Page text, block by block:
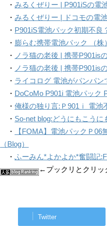
・ みるくぜりー | P901iSの電
・ みるくぜりー | ドコモの電
・ P901iS電池パック初期不良
・ 膨らむ携帯電池パック （
・ ノラ猫の老後 | 携帯P901is
・ ノラ猫の老後 | 携帯P901is
・ ライコログ 電池がパンパン
・ DoCoMo P901i 電池パック
・ 俺様の独り言:Ｐ901ｉ 電池
・ So-net blog:どうにもこう
・
【FOMA】電池パックＰ
（Blog）
・ ふーみん*よかよか*奮闘記
←プックリとクリッ
Twitter